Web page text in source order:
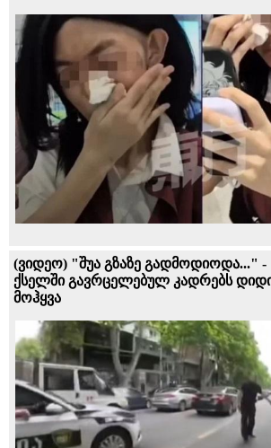
(ვიდეო) "შუა გზაზე გადმოდიოდა..."
ქსელში გავრცელებულ კადრებს
მოჰყვა